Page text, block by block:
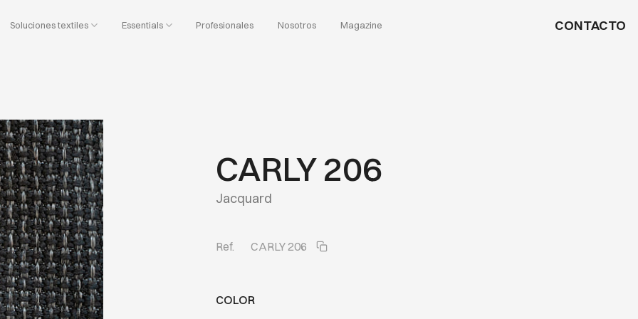
Soluciones textiles Essentials Profesionales Nosotros Magazine CONTACTO
CARLY 206
Jacquard
Ref. CARLY 206
COLOR